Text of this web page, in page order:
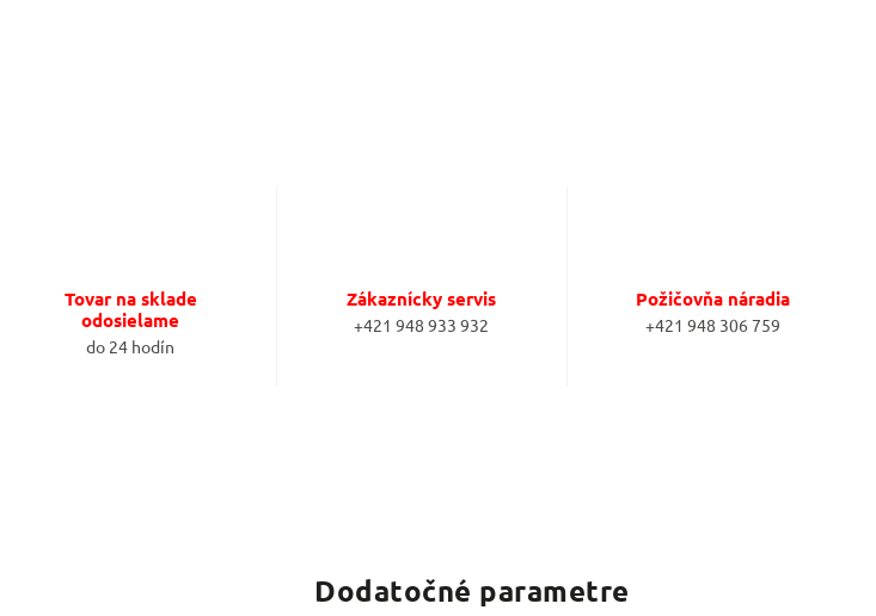
Tovar na sklade
odosielame
do 24 hodín
Zákaznícky servis
+421 948 933 932
Požičovňa náradia
+421 948 306 759
Dodatočné parametre